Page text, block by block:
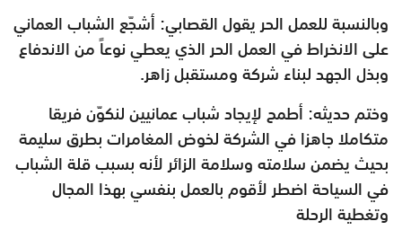
وبالنسبة للعمل الحر يقول القصابي: أشجّع الشباب العماني
على الانخراط في العمل الحر الذي يعطي نوعاً من الاندفاع
وبذل الجهد لبناء شركة ومستقبل زاهر.
وختم حديثه: أطمح لإيجاد شباب عمانيين لنكوّن فريقا
متكاملا جاهزا في الشركة لخوض المغامرات بطرق سليمة
بحيث يضمن سلامته وسلامة الزائر لأنه بسبب قلة الشباب
في السياحة اضطر لأقوم بالعمل بنفسي بهذا المجال
وتغطية الرحلة